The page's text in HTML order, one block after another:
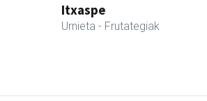
Itxaspe
Urnieta - Frutategiak